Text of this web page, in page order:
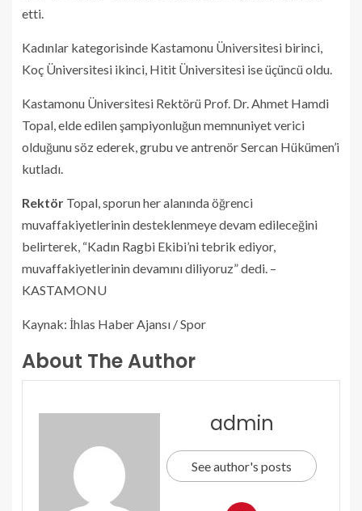
etti.
Kadınlar kategorisinde Kastamonu Üniversitesi birinci,
Koç Üniversitesi ikinci, Hitit Üniversitesi ise üçüncü oldu.
Kastamonu Üniversitesi Rektörü Prof. Dr. Ahmet Hamdi
Topal, elde edilen şampiyonluğun memnuniyet verici
olduğunu söz ederek, grubu ve antrenör Sercan Hükümen’i
kutladı.
Rektör Topal, sporun her alanında öğrenci
muvaffakiyetlerinin desteklenmeye devam edileceğini
belirterek, “Kadın Ragbi Ekibi’ni tebrik ediyor,
muvaffakiyetlerinin devamını diliyoruz” dedi. –
KASTAMONU
Kaynak: İhlas Haber Ajansı / Spor
About The Author
admin
See author's posts